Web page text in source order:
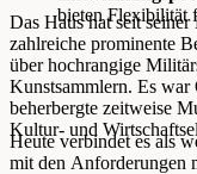
bieten Flexibilität
Das Haus hat seit
zahlreiche prominente
über hochrangige
Kunstsammlern. Es war
beherbergte zeitweise
Kultur- und
Heute verbindet es als
mit den Anforderungen